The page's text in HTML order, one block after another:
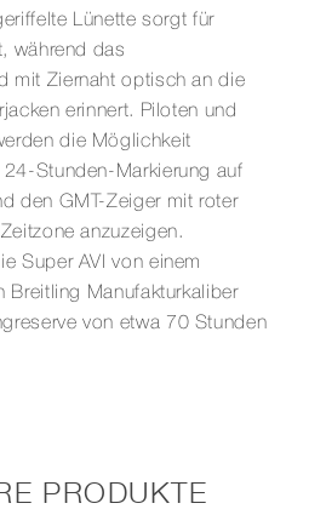
Lünette sorgt für
während das
mit Ziernaht optisch an die
erinnert. Piloten und
die Möglichkeit
Stunden-Markierung auf
den GMT-Zeiger mit roter
anzuzeigen.
Super AVI von einem
Breitling Manufakturkaliber
von etwa 70 Stunden
PRODUKTE